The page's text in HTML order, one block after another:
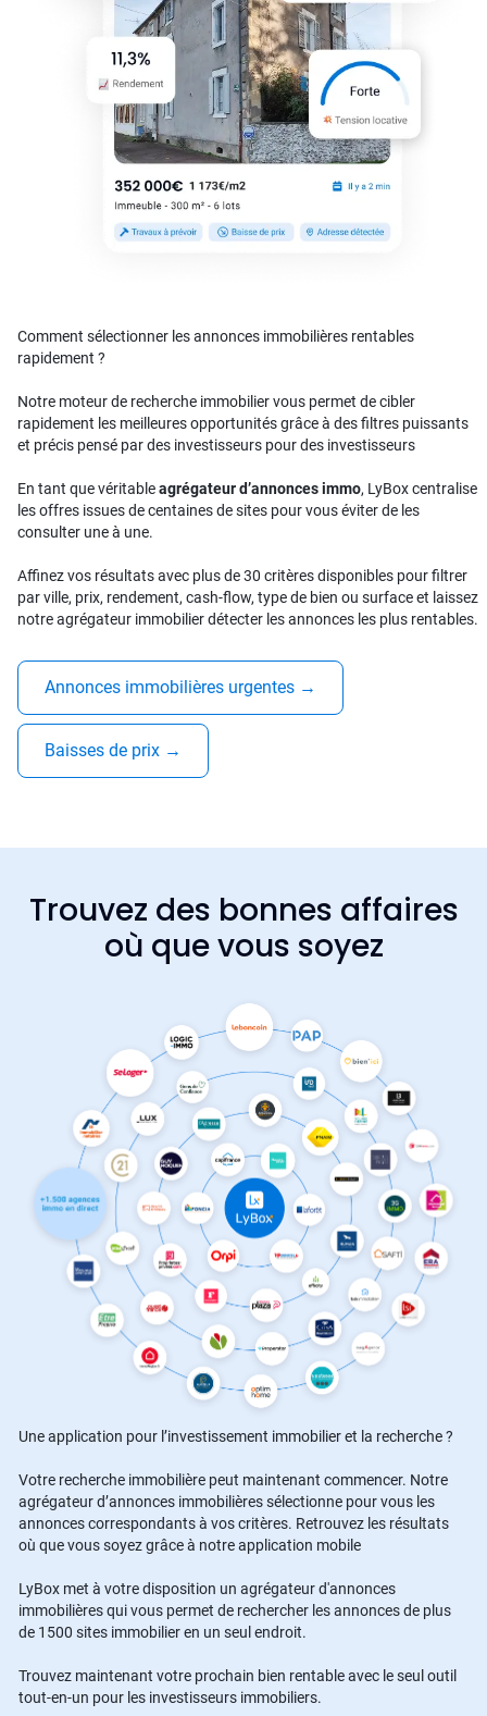
Comment sélectionner les annonces immobilières rentables
rapidement ?
Notre moteur de recherche immobilier vous permet de cibler
rapidement les meilleures opportunités grâce à des filtres puissants
et précis pensé par des investisseurs pour des investisseurs
En tant que véritableagrégateur d’annonces immo, LyBox centralise
les offres issues de centaines de sites pour vous éviter de les
consulter une à une.
Affinez vos résultats avec plus de 30 critères disponibles pour filtrer
par ville, prix, rendement, cash-flow, type de bien ou surface et laissez
notre agrégateur immobilier détecter les annonces les plus rentables.
Annonces immobilières urgentes →
Baisses de prix →
Trouvez des bonnes affaires
où que vous soyez
Une application pour l’investissement immobilier et la recherche ?
Votre recherche immobilière peut maintenant commencer. Notre
agrégateur d’annonces immobilières sélectionne pour vous les
annonces correspondants à vos critères. Retrouvez les résultats
où que vous soyez grâce à notre application mobile
LyBox met à votre disposition un agrégateur d'annonces
immobilières qui vous permet de rechercher les annonces de plus
de 1500 sites immobilier en un seul endroit.
Trouvez maintenant votre prochain bien rentable avec le seul outil
tout-en-un pour les investisseurs immobiliers.